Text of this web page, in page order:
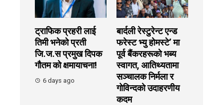
ट्राफिक प्रहरी लाई
तिमी भनेको प्रती
जि.ज.स प्रमुख दिपक
गौतम को क्षमायाचना!
6 days ago
बार्दली रेस्टुरेन्ट एन्ड
फरेस्ट भ्यु होमस्टे’ मा
पूर्व बैंकरहरूको भब्य
स्वागत, आतिथ्यतामा
सञ्चालक निर्मला र
गोविन्दको उदाहरणीय
कदम